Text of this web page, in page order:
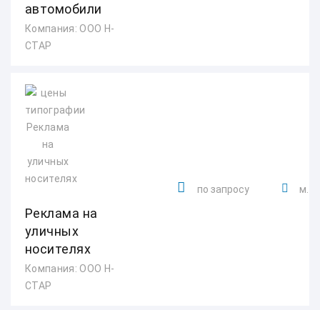
автомобили
Компания: ООО Н-
СТАР
Реклама на
уличных
носителях
Компания: ООО Н-
СТАР
по запросу м.